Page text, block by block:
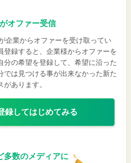
オファー受信
企業からオファーを受け取ってい
登録すると、企業様からオファーを
分の希望を登録して、希望に沿った
では見つける事が出来なかった新た
あります。
録してはじめてみる
多数のメディアに